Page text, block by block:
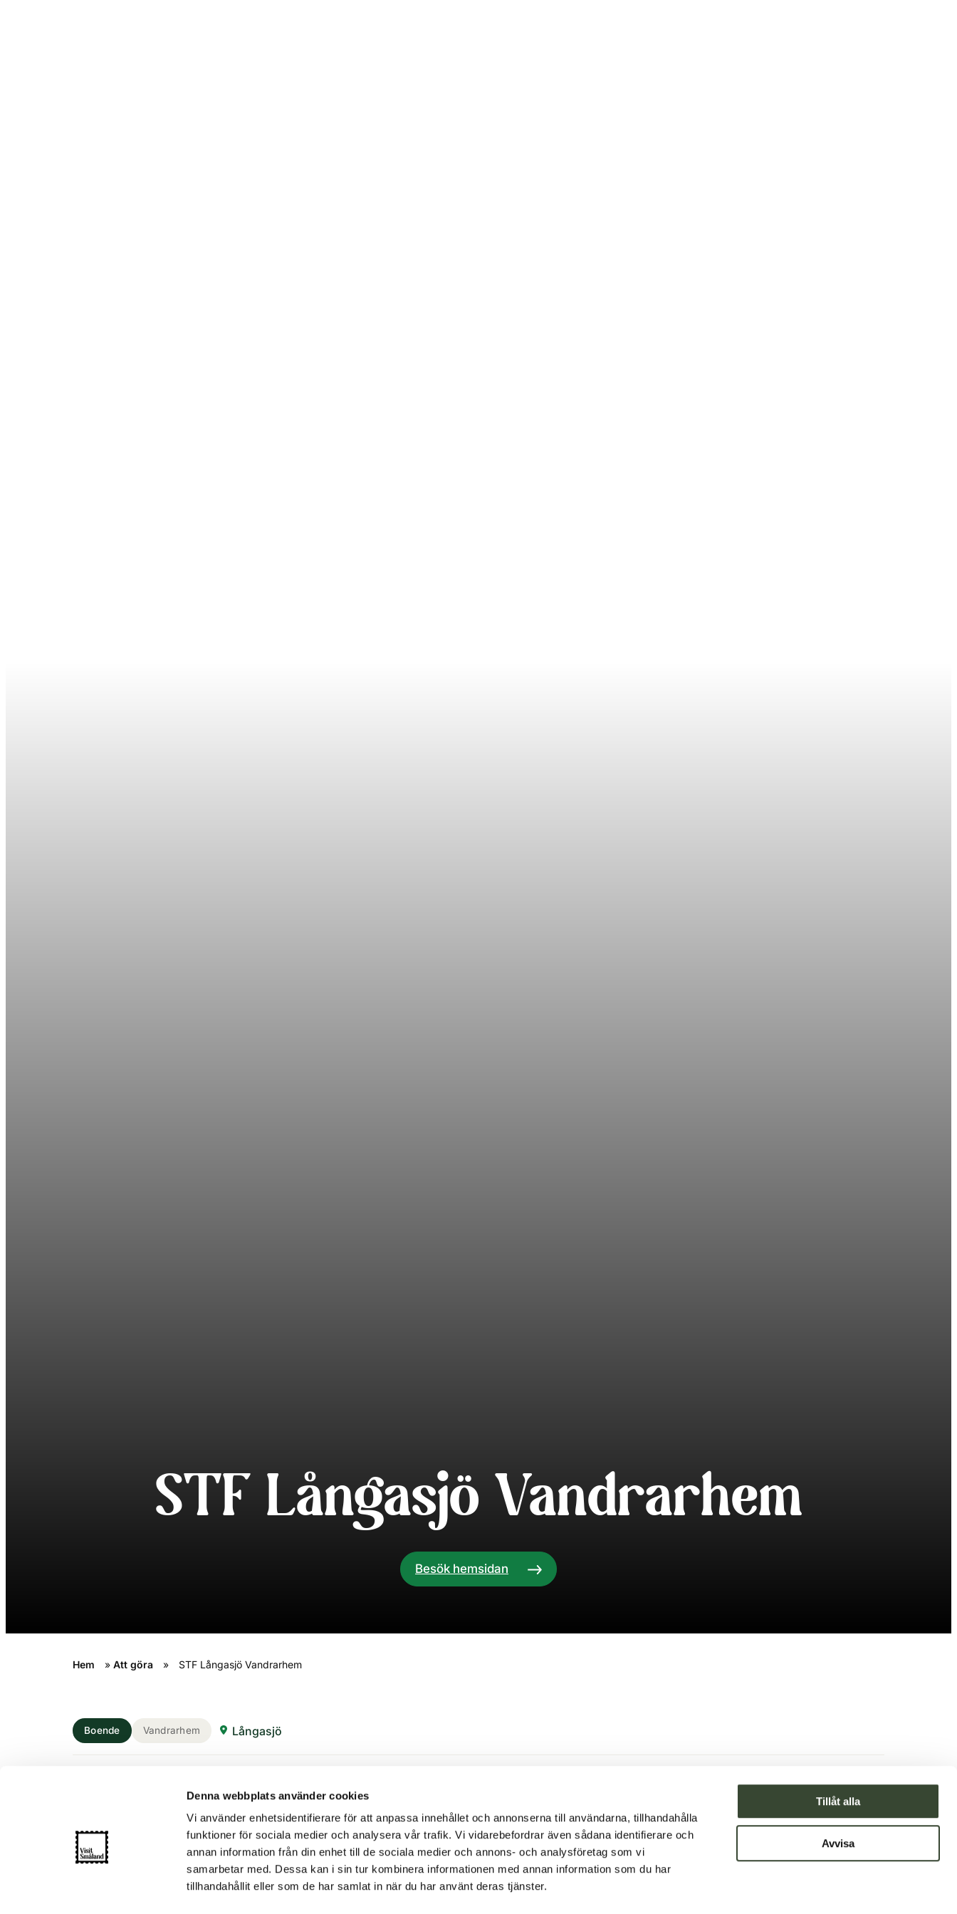
Denna webbplats använder cookies
Vi använder enhetsidentifierare för att anpassa innehållet och annonserna till användarna, tillhandahålla
funktioner för sociala medier och analysera vår trafik. Vi vidarebefordrar även sådana identifierare och
annan information från din enhet till de sociala medier och annons- och analysföretag som vi
samarbetar med. Dessa kan i sin tur kombinera informationen med annan information som du har
tillhandahållit eller som de har samlat in när du har använt deras tjänster.
Tillåt alla
Avvisa
STF Långasjö Vandrarhem
Besök hemsidan
Hem » Att göra » STF Långasjö Vandrarhem
Boende Vandrarhem Långasjö
STF Långasjö Vandrarhem
Bo i härlig, historisk miljö. Vandrarhemmet är inrett i en lång rödmålad länga från 1800-talet. Här
bor du i bekväma rum, 100 meter från en badsjö. Njut av lugnet, den gemytliga omgivningen och
hyr en cykel för upptäcktsfärder på de ringlande grusvägarna.
Se på Google Maps